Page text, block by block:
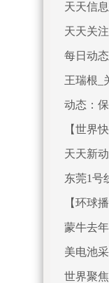
天天信
天天关
每日动
王瑞根_
动态：
【世界
天天新
东莞1号
【环球
蒙牛去
美电池
世界聚